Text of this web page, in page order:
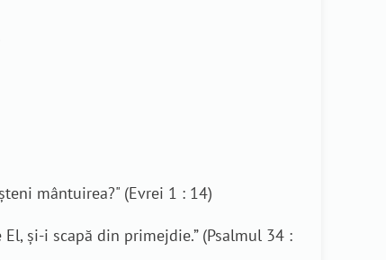
mântuirea?" (Evrei 1 : 14)
şi-i scapă din primejdie.” (Psalmul 34 :